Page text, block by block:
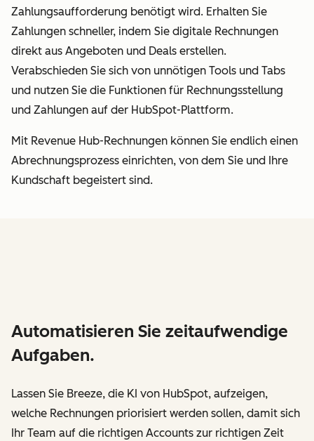
Zahlungsaufforderung benötigt wird. Erhalten Sie
Zahlungen schneller, indem Sie digitale Rechnungen
direkt aus Angeboten und Deals erstellen.
Verabschieden Sie sich von unnötigen Tools und Tabs
und nutzen Sie die Funktionen für Rechnungsstellung
und Zahlungen auf der HubSpot-Plattform.
Mit Revenue Hub-Rechnungen können Sie endlich einen
Abrechnungsprozess einrichten, von dem Sie und Ihre
Kundschaft begeistert sind.
Automatisieren Sie zeitaufwendige
Aufgaben.
Lassen Sie Breeze, die KI von HubSpot, aufzeigen,
welche Rechnungen priorisiert werden sollen, damit sich
Ihr Team auf die richtigen Accounts zur richtigen Zeit